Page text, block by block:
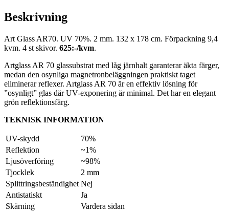
Beskrivning
Art Glass AR70. UV 70%. 2 mm. 132 x 178 cm. Förpackning 9,4
kvm. 4 st skivor. 625:-/kvm.
Artglass AR 70 glassubstrat med låg järnhalt garanterar äkta färger,
medan den osynliga magnetronbeläggningen praktiskt taget
eliminerar reflexer. Artglass AR 70 är en effektiv lösning för
”osynligt” glas där UV-exponering är minimal. Det har en elegant
grön reflektionsfärg.
TEKNISK INFORMATION
UV-skydd
70%
Reflektion
~1%
Ljusöverföring
~98%
Tjocklek
2 mm
Splittringsbeständighet Nej
Antistatiskt
Ja
Skärning
Vardera sidan